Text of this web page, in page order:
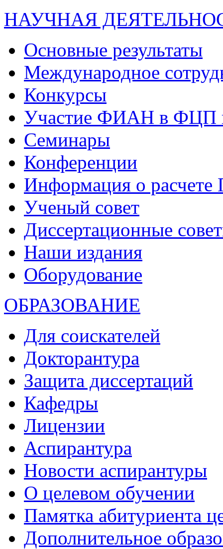
НАУЧНАЯ
Основные результаты
Международное
Конкурсы
Участие ФИАН в ФЦП
Семинары
Конференции
Информация о
Ученый совет
Диссертационные
Наши издания
Оборудование
ОБРАЗОВАНИЕ
Для соискателей
Докторантура
Защита диссертаций
Кафедры
Лицензии
Аспирантура
Новости аспирантуры
О целевом обучении
Памятка абитуриента
Дополнительное